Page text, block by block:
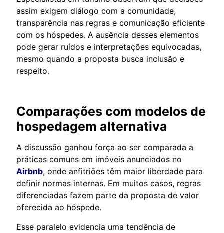
assim exigem diálogo com a comunidade,
transparência nas regras e comunicação eficiente
com os hóspedes. A ausência desses elementos
pode gerar ruídos e interpretações equivocadas,
mesmo quando a proposta busca inclusão e
respeito.
Comparações com modelos de
hospedagem alternativa
A discussão ganhou força ao ser comparada a
práticas comuns em imóveis anunciados no
Airbnb, onde anfitriões têm maior liberdade para
definir normas internas. Em muitos casos, regras
diferenciadas fazem parte da proposta de valor
oferecida ao hóspede.
Esse paralelo evidencia uma tendência de